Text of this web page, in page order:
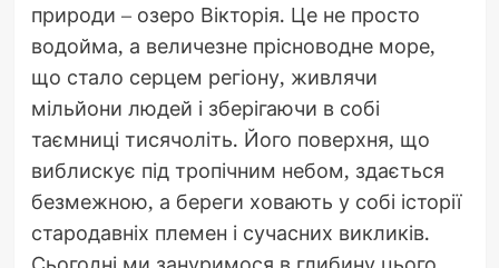
природи – озеро Вікторія. Це не просто
водойма, а величезне прісноводне море,
що стало серцем регіону, живлячи
мільйони людей і зберігаючи в собі
таємниці тисячоліть. Його поверхня, що
виблискує під тропічним небом, здається
безмежною, а береги ховають у собі історії
стародавніх племен і сучасних викликів.